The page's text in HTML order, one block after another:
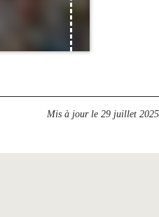
Mis à jour le 29 juillet 2025